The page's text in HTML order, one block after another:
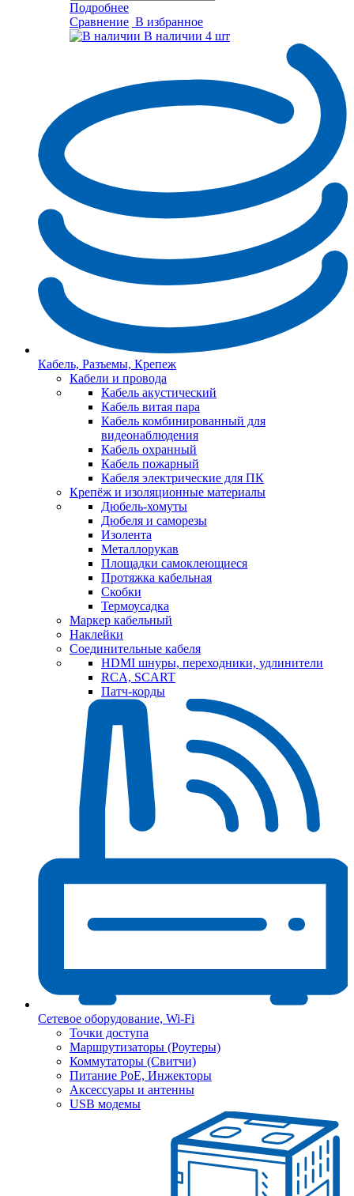
Подробнее
Сравнение В избранное
В наличии 4 шт
Кабель, Разъемы, Крепеж
Кабели и провода
Кабель акустический
Кабель витая пара
Кабель комбинированный для
видеонаблюдения
Кабель охранный
Кабель пожарный
Кабеля электрические для ПК
Крепёж и изоляционные материалы
Дюбель-хомуты
Дюбеля и саморезы
Изолента
Металлорукав
Площадки самоклеющиеся
Протяжка кабельная
Скобки
Термоусадка
Маркер кабельный
Наклейки
Соединительные кабеля
HDMI шнуры, переходники, удлинители
RCA, SCART
Патч-корды
Сетевое оборудование, Wi-Fi
Точки доступа
Маршрутизаторы (Роутеры)
Коммутаторы (Свитчи)
Питание PoE, Инжекторы
Аксессуары и антенны
USB модемы